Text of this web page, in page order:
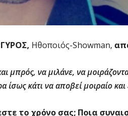
Ηθοποιός-Showman,
μπρός, να μιλάνε, να
ίσως κάτι να αποβεί μοιραίο
το χρόνο σας; Ποια